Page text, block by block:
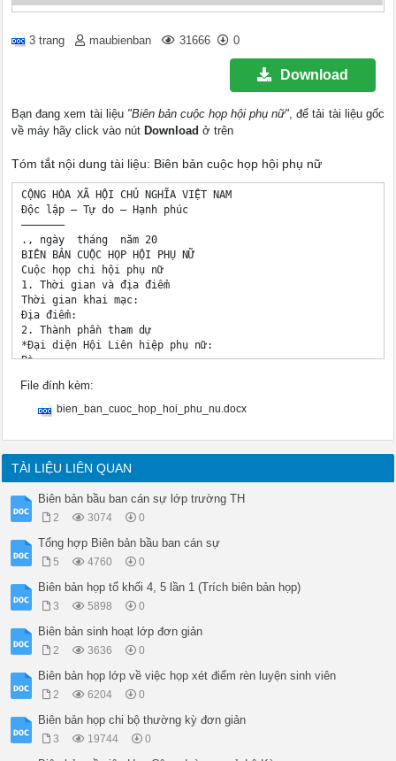
3 trang maubienban 31666 0
Download
Bạn đang xem tài liệu "Biên bản cuộc họp hội phụ nữ", để tải tài liệu gốc
về máy hãy click vào nút Download ở trên
Tóm tắt nội dung tài liệu: Biên bản cuộc họp hội phụ nữ
CỘNG HÒA XÃ HỘI CHỦ NGHĨA VIỆT NAM
Độc lập – Tự do – Hạnh phúc
———————
., ngày  tháng  năm 20
BIÊN BẢN CUỘC HỌP HỘI PHỤ NỮ
Cuộc họp chi hội phụ nữ
1. Thời gian và địa điểm
Thời gian khai mạc:
Địa điểm:
2. Thành phần tham dự
*Đại diện Hội Liên hiệp phụ nữ:
Bà:
Chi hội trưởng:
Hội viên:Vắng:
*Chủ trì:
Cuộc họp Chi hội phụ nữ lần thứ .. nhiệm kỳ .gồm các nội
*Tổng kết hoạt động trong nhiệm kỳ trước:
*Tiền hành bầu Chi hội trưởng khóa .. nhiệm kỳ
– Chi hội tiến hành ứng cử, đề cử các đồng chí có tên sau:
Ứng cử:
Đề cử:
Chi hội đã xem xét và biểu quyết nhất trí các đồng chí khóa
Đồng chí  Chức vụ  Nơi công tác
Đồng chí  Chức vụ  Nơi công tác
trưởng ban.
... ủy viên.
Ban bầu cử phổ biến nguyên tắc, thể lệ bầu cử. Chi hội tiến
– Tình hình, kết quả bỏ phiếu:
+ Tổng số đại biểu triệu tập: ..
+ Số đại biểu có mặt bầu cử:
File đính kèm:
bien_ban_cuoc_hop_hoi_phu_nu.docx
TÀI LIỆU LIÊN QUAN
Biên bản bầu ban cán sự lớp trường TH
2 3074 0
Tổng hợp Biên bản bầu ban cán sự
5 4760 0
Biên bản họp tổ khối 4, 5 lần 1 (Trích biên bản họp)
3 5898 0
Biên bản sinh hoạt lớp đơn giản
2 3636 0
Biên bản họp lớp về việc họp xét điểm rèn luyện sinh viên
2 6204 0
Biên bản họp chi bộ thường kỳ đơn giản
3 19744 0